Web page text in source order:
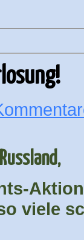
viele